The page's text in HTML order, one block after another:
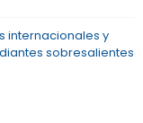
internacionales y
sobresalientes